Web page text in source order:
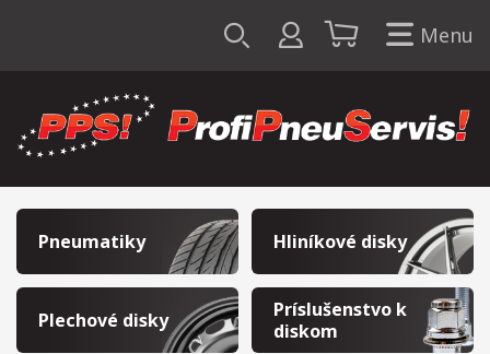
Menu
Pneumatiky Hliníkové disky
Plechové disky
Príslušenstvo k
diskom